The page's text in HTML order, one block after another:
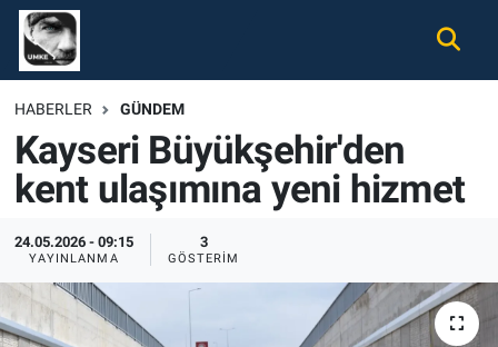
HABERLER GÜNDEM
Kayseri Büyükşehir'den
kent ulaşımına yeni hizmet
24.05.2026 - 09:15
YAYINLANMA
3
GÖSTERIM
Gündem
Ekonomi
Spor
Magazin
Tüm Haberler
Nöbetçi Eczaneler
Hava Durumu
Namaz Vakitleri
Trafik Durumu
Süper Lig Puan Durumu ve Fikstür